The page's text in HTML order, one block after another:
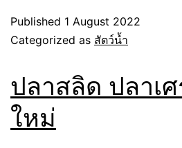
Published 1 August 2022
Categorized as สัตว์น้ำ
ปลาสลิด ปลาเ
ใหม่